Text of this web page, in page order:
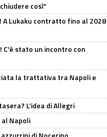
così"
Lukaku contratto fino al 2028
C'è stato un incontro con
la trattativa tra Napoli e
L'idea di Allegri
Napoli